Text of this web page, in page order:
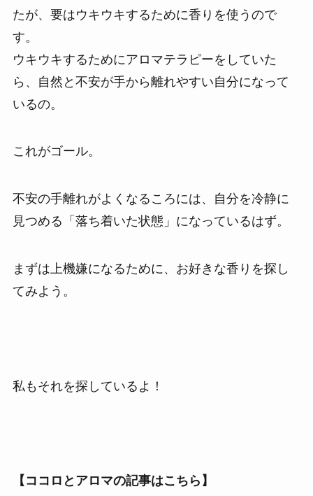
たが、要はウキウキするために香りを使うので
す。
ウキウキするためにアロマテラピーをしていた
ら、自然と不安が手から離れやすい自分になって
いるの。
これがゴール。
不安の手離れがよくなるころには、自分を冷静に
見つめる「落ち着いた状態」になっているはず。
まずは上機嫌になるために、お好きな香りを探し
てみよう。
私もそれを探しているよ！
【ココロとアロマの記事はこちら】